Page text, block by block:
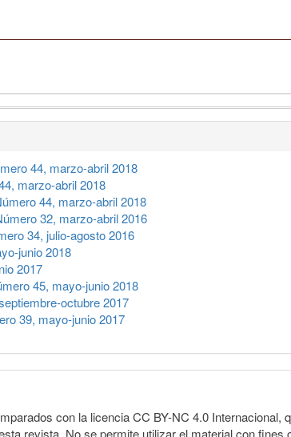
44, marzo-abril 2018
marzo-abril 2018
44, marzo-abril 2018
32, marzo-abril 2016
34, julio-agosto 2016
junio 2018
2017
45, mayo-junio 2018
octubre 2017
39, mayo-junio 2017
con la licencia CC BY-NC 4.0 Internacional,
revista. No se permite utilizar el material con fines